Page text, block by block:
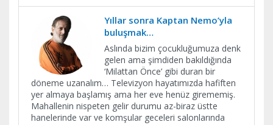
Yıllar sonra Kaptan Nemo’yla
buluşmak…
Aslında bizim çocukluğumuza denk
gelen ama şimdiden bakıldığında
‘Milattan Önce’ gibi duran bir
döneme uzanalım… Televizyon hayatımızda hafiften
yer almaya başlamış ama her eve henüz girememiş.
Mahallenin nispeten gelir durumu az-biraz üstte
hanelerinde var ve komşular geceleri salonlarında